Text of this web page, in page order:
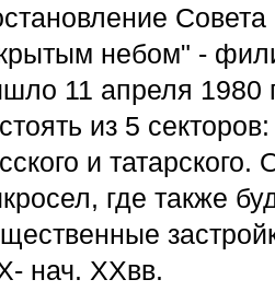
небом" -
11 апреля 1980
из 5
и
где также
нач. XXвв.